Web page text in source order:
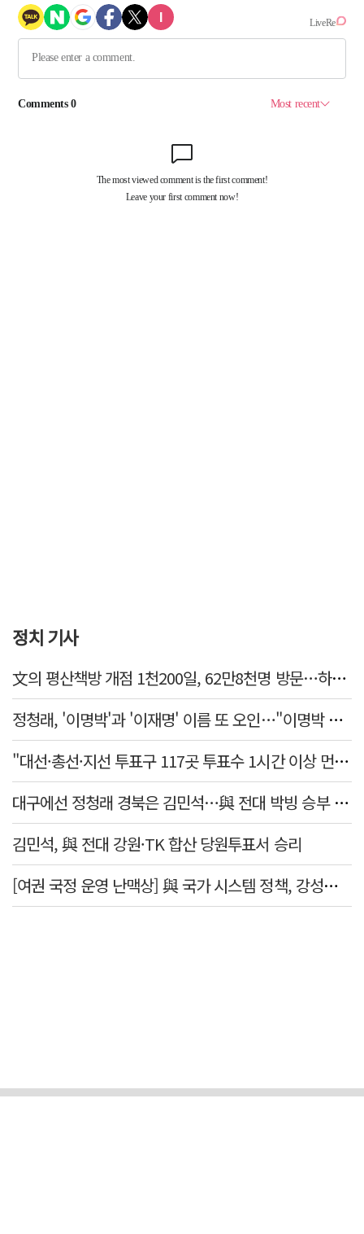
정치 기사
文의 평산책방 개점 1천200일, 62만8천명 방문…하루 평균 500명↑
정청래, '이명박'과 '이재명' 이름 또 오인…"이명박 대통령 임기안에 반도체 제품 출시"
"대선·총선·지선 투표구 117곳 투표수 1시간 이상 먼저 입력"
대구에선 정청래 경북은 김민석…與 전대 박빙 승부 이어간다
김민석, 與 전대 강원·TK 합산 당원투표서 승리
[여권 국정 운영 난맥상] 與 국가 시스템 정책, 강성층 결집에 의존